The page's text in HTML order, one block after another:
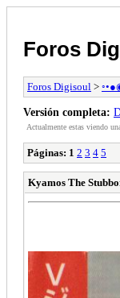
Foros
Foros Digisoul >
Versión completa:
Actualmente estas viendo
Páginas: 1 2 3 4 5
Kyamos The